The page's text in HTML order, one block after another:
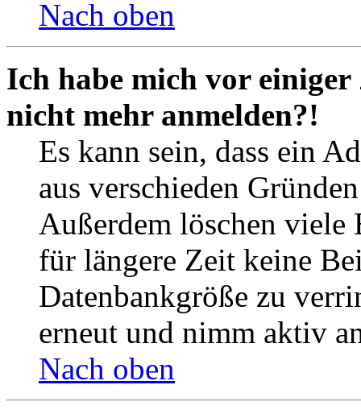
Nach oben
Ich habe mich vor
nicht mehr anmelden?!
Es kann sein, dass ein
aus verschieden
Außerdem löschen viele
für längere Zeit keine
Datenbankgröße zu
erneut und nimm aktiv
Nach oben